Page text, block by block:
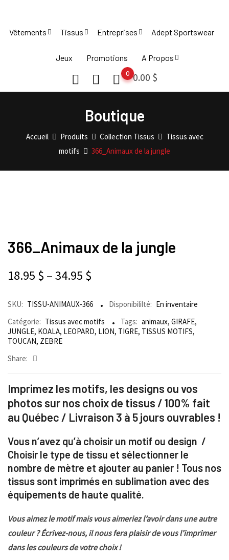
content
Vêtements Tissus Entreprises Adept Sportswear
Jeux Promotions A Propos
0.00 $
0
Boutique
Accueil Produits Collection Tissus
Tissus avec
motifs
366_Animaux de la jungle
366_Animaux de la jungle
18.95 $ –34.95 $
SKU: TISSU-ANIMAUX-366 Disponibililté: En inventaire
Catégorie: Tissus avec motifs Tags: animaux, GIRAFE,
JUNGLE, KOALA, LEOPARD, LION, TIGRE, TISSUS MOTIFS,
TOUCAN, ZEBRE
Share:
Imprimez les motifs, les designs ou vos
photos sur nos choix de tissus / 100% fait
au Québec / Livraison 3 à 5 jours ouvrables !
Vous n’avez qu’à choisir un motif ou design /
Choisir le type de tissu et sélectionner le
nombre de mètre et ajouter au panier ! Tous nos
tissus sont imprimés en sublimation avec des
équipements de haute qualité.
Vous aimez le motif mais vous aimeriez l’avoir dans une autre
couleur ? Écrivez-nous, il nous fera plaisir de vous l’imprimer
dans les couleurs de votre choix !